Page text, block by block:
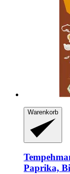
Warenkorb
Paprika,